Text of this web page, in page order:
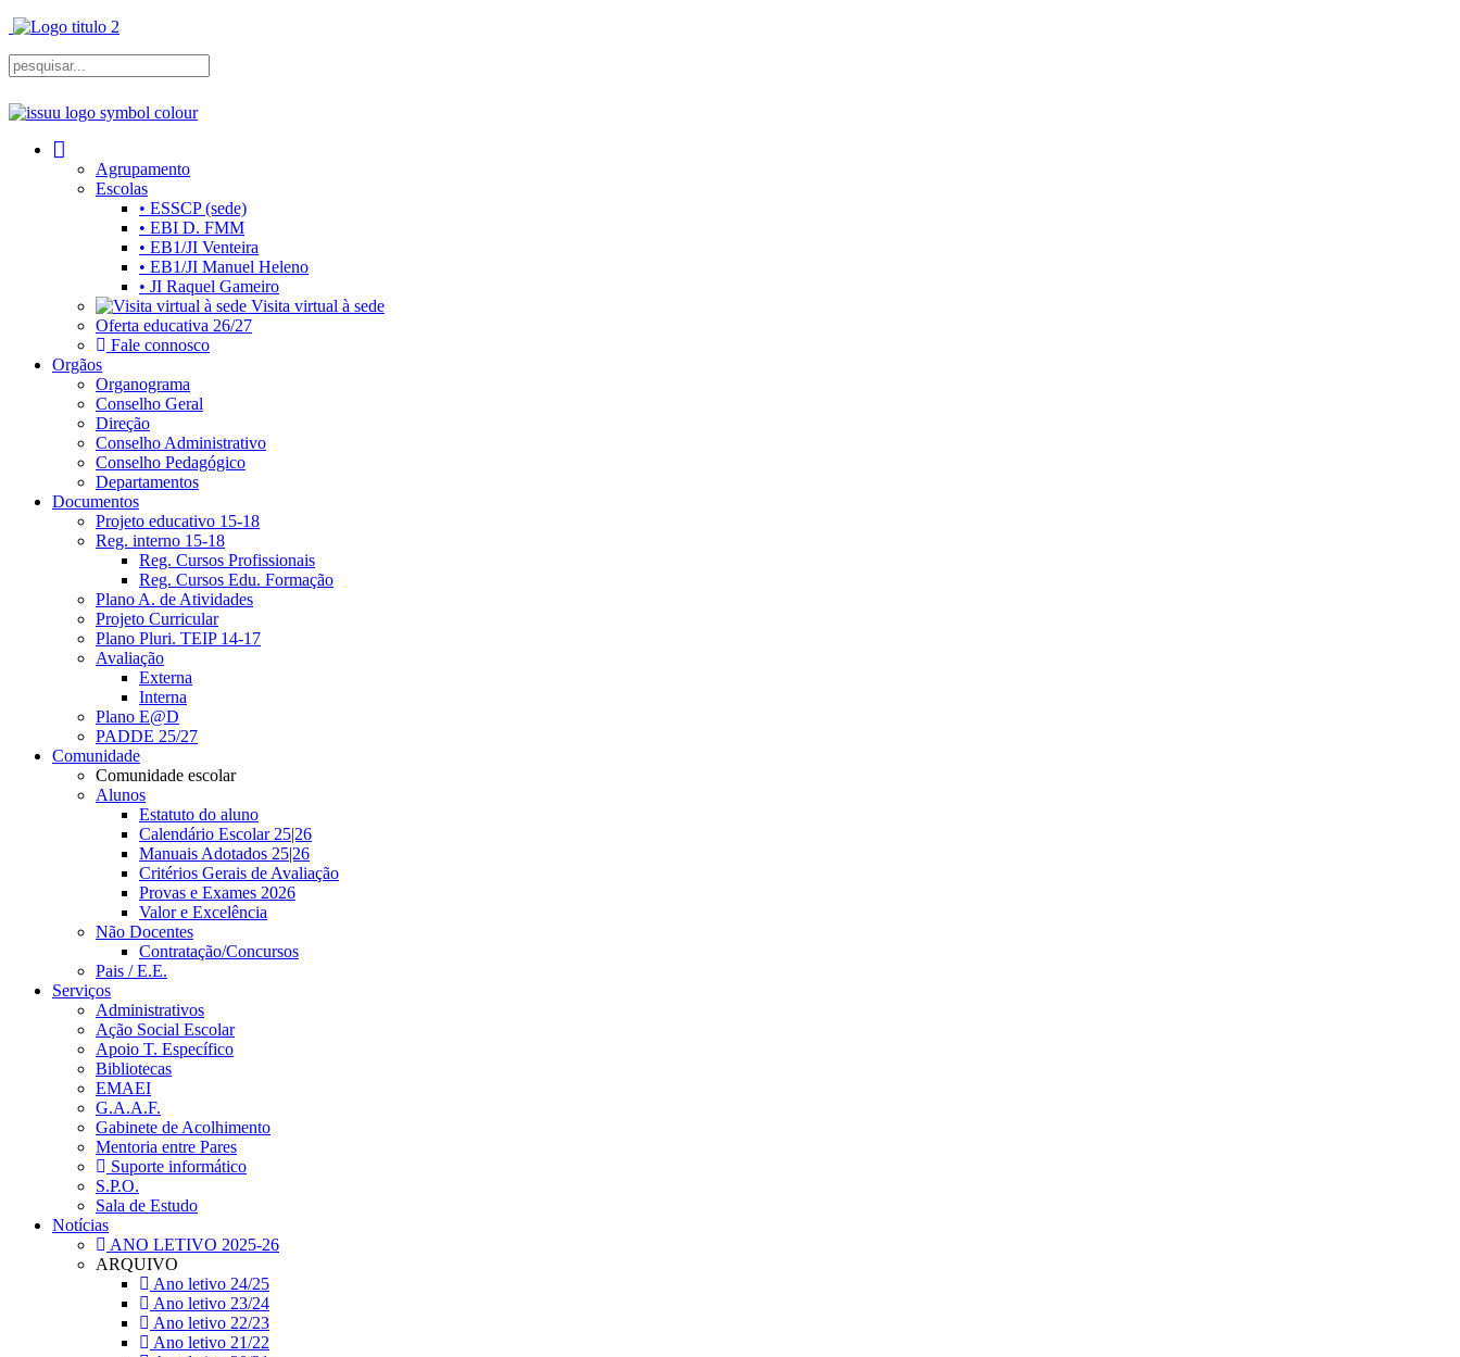
Agrupamento
Escolas
• ESSCP (sede)
• EBI D. FMM
• EB1/JI Venteira
• EB1/JI Manuel Heleno
• JI Raquel Gameiro
Visita virtual à sede
Oferta educativa 26/27
Fale connosco
Orgãos
Organograma
Conselho Geral
Direção
Conselho Administrativo
Conselho Pedagógico
Departamentos
Documentos
Projeto educativo 15-18
Reg. interno 15-18
Reg. Cursos Profissionais
Reg. Cursos Edu. Formação
Plano A. de Atividades
Projeto Curricular
Plano Pluri. TEIP 14-17
Avaliação
Externa
Interna
Plano E@D
PADDE 25/27
Comunidade
Comunidade escolar
Alunos
Estatuto do aluno
Calendário Escolar 25|26
Manuais Adotados 25|26
Critérios Gerais de Avaliação
Provas e Exames 2026
Valor e Excelência
Não Docentes
Contratação/Concursos
Pais / E.E.
Serviços
Administrativos
Ação Social Escolar
Apoio T. Específico
Bibliotecas
EMAEI
G.A.A.F.
Gabinete de Acolhimento
Mentoria entre Pares
Suporte informático
S.P.O.
Sala de Estudo
Notícias
ANO LETIVO 2025-26
ARQUIVO
Ano letivo 24/25
Ano letivo 23/24
Ano letivo 22/23
Ano letivo 21/22